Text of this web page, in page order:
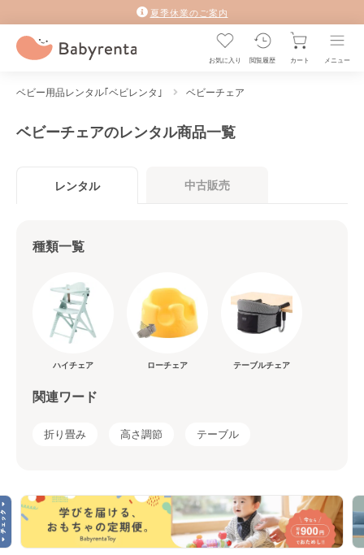
夏季休業のご案内
お気に入り 閲覧履歴 カート メニュー
ベビー用品レンタル｢ベビレンタ｣ ベビーチェア
ベビーチェアのレンタル商品一覧
レンタル 中古販売
種類一覧
ハイチェア ローチェア テーブルチェア
関連ワード
折り畳み 高さ調節 テーブル